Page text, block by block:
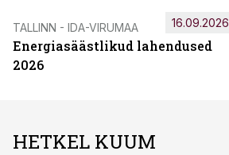
TALLINN - IDA-VIRUMAA
Energiasäästlikud lahendused
2026
16.09.2026
HETKEL KUUM